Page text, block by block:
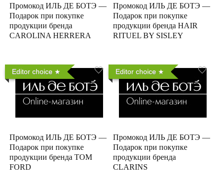
Промокод ИЛЬ ДЕ БОТЭ —
Подарок при покупке
продукции бренда
CAROLINA HERRERA
Промокод ИЛЬ ДЕ БОТЭ —
Подарок при покупке
продукции бренда HAIR
RITUEL BY SISLEY
Editor choice
Промокод ИЛЬ ДЕ БОТЭ —
Подарок при покупке
продукции бренда TOM
FORD
Editor choice
Промокод ИЛЬ ДЕ БОТЭ —
Подарок при покупке
продукции бренда
CLARINS